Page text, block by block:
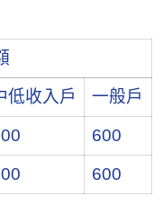
低收入戶 一般戶
600
600